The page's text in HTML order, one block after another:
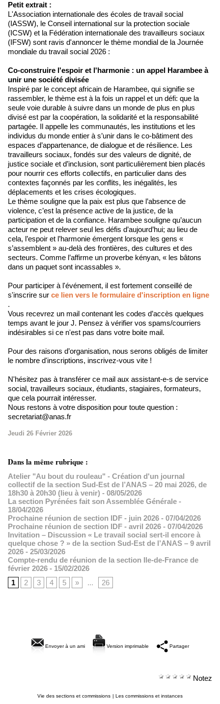
Petit extrait :
L'Association internationale des écoles de travail social
(IASSW), le Conseil international sur la protection sociale
(ICSW) et la Fédération internationale des travailleurs sociaux
(IFSW) sont ravis d'annoncer le thème mondial de la Journée
mondiale du travail social 2026 :
Co-construire l'espoir et l'harmonie : un appel Harambee à
unir une société divisée
Inspiré par le concept africain de Harambee, qui signifie se
rassembler, le thème est à la fois un rappel et un défi: que la
seule voie durable à suivre dans un monde de plus en plus
divisé est par la coopération, la solidarité et la responsabilité
partagée. Il appelle les communautés, les institutions et les
individus du monde entier à s’unir dans le co-bâtiment des
espaces d’appartenance, de dialogue et de résilience. Les
travailleurs sociaux, fondés sur des valeurs de dignité, de
justice sociale et d’inclusion, sont particulièrement bien placés
pour nourrir ces efforts collectifs, en particulier dans des
contextes façonnés par les conflits, les inégalités, les
déplacements et les crises écologiques.
Le thème souligne que la paix est plus que l’absence de
violence, c’est la présence active de la justice, de la
participation et de la confiance. Harambee souligne qu’aucun
acteur ne peut relever seul les défis d’aujourd’hui; au lieu de
cela, l’espoir et l’harmonie émergent lorsque les gens «
s’assemblent » au-delà des frontières, des cultures et des
secteurs. Comme l’affirme un proverbe kényan, « les bâtons
dans un paquet sont incassables ».
Pour participer à l'événement, il est fortement conseillé de
s'inscrire sur ce lien vers le formulaire d'inscription en ligne
.
Vous recevrez un mail contenant les codes d’accès quelques
temps avant le jour J. Pensez à vérifier vos spams/courriers
indésirables si ce n'est pas dans votre boite mail.
Pour des raisons d’organisation, nous serons obligés de limiter
le nombre d'inscriptions, inscrivez-vous vite !
N'hésitez pas à transférer ce mail aux assistant-e-s de service
social, travailleurs sociaux, étudiants, stagiaires, formateurs,
que cela pourrait intéresser.
Nous restons à votre disposition pour toute question :
secretariat@anas.fr
Jeudi 26 Février 2026
Dans la même rubrique :
Atelier "Au bout du rouleau" - Création d'un journal
collectif de la section Sud-Est de l’ANAS – 20 mai 2026, de
18h30 à 20h30 (lieu à venir) - 08/05/2026
La section Pyrénées fait son Assemblée Générale -
18/04/2026
Prochaine réunion de section IDF - juin 2026 - 07/04/2026
Prochaine réunion de section IDF - avril 2026 - 07/04/2026
Invitation – Discussion « Le travail social sert-il encore à
quelque chose ? » de la section Sud-Est de l’ANAS – 9 avril
2026 - 25/03/2026
Compte-rendu de réunion de la section Ile-de-France de
février 2026 - 15/02/2026
1
2 3 4 5 » ... 26
Envoyer à un ami Version imprimable Partager
Notez
Vie des sections et commissions Les commissions et instances